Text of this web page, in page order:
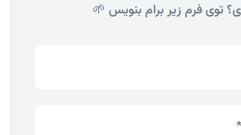
توی فرم زیر برام بنویس 🌱